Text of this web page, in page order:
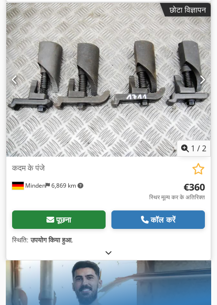
छोटा विज्ञापन
1 /2
Minden 6,869 km
कदम के पंजे
€360
स्थिर मूल्य कर के अतिरिक्त
पूछना कॉल करें
स्थिति:उपयोग किया हुआ,